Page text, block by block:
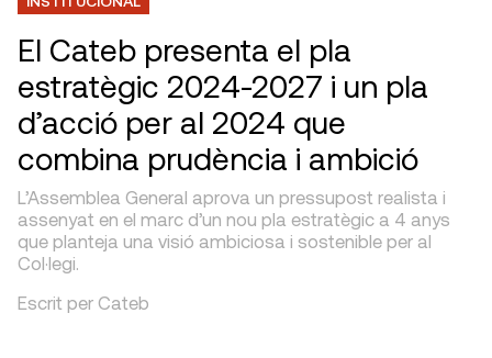
El Cateb presenta el pla
estratègic 2024-2027 i un pla
d’acció per al 2024 que
combina prudència i ambició
L’Assemblea General aprova un pressupost realista i
assenyat en el marc d’un nou pla estratègic a 4 anys
que planteja una visió ambiciosa i sostenible per al
Col·legi.
Escrit per Cateb